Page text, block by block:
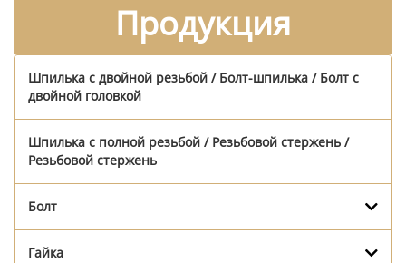
Продукция
Шпилька с двойной резьбой / Болт-шпилька / Болт с
двойной головкой
Шпилька с полной резьбой / Резьбовой стержень /
Резьбовой стержень
Болт
Гайка